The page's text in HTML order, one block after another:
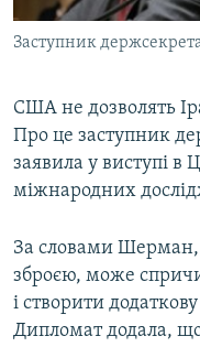
СВІДЧЕННЯ ОКУПАЦІЇ
УКРАЇНСЬКА ПРОБЛЕМА
Qırımtatar
Усі сайти RFE/RL
Заступник
США не дозволять
Про це заступник
заявила у виступі в
міжнародних
За словами Шерман,
зброєю, може
і створити
Дипломат додала,